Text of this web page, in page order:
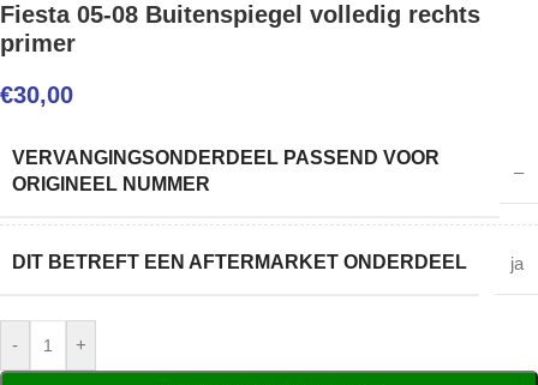
Fiesta 05-08 Buitenspiegel volledig rechts
primer
€30,00
VERVANGINGSONDERDEEL PASSEND VOOR
ORIGINEEL NUMMER
–
DIT BETREFT EEN AFTERMARKET ONDERDEEL ja
- +